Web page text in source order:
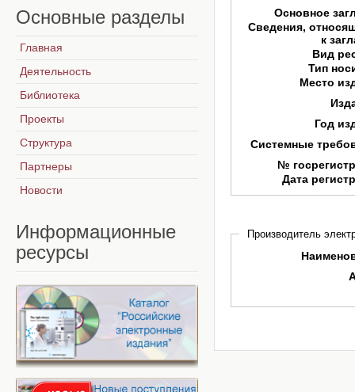
Основное
Сведения,
к
Вид
Тип
Место
Год
Системные
№
Дата
Производитель
Основные разделы
Главная
Деятельность
Библиотека
Проекты
Структура
Партнеры
Новости
Информационные
ресурсы